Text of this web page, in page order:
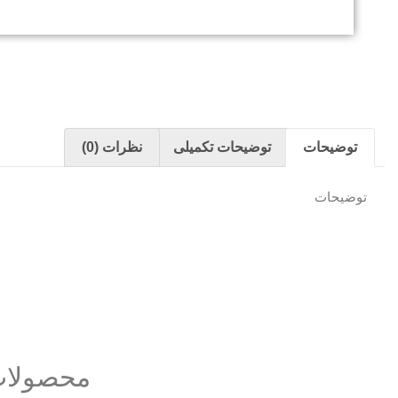
توضیحات توضیحات تکمیلی نظرات (0)
توضیحات